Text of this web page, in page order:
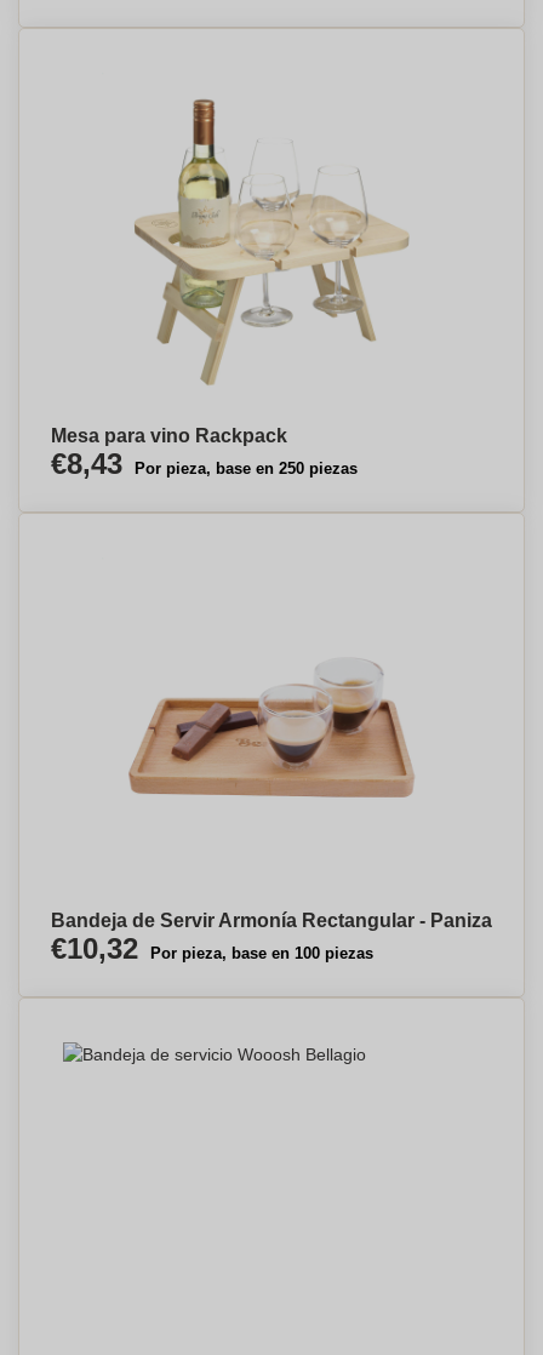
Mesa para vino Rackpack
€8,43 Por pieza, base en 250 piezas
Bandeja de Servir Armonía Rectangular - Paniza
€10,32 Por pieza, base en 100 piezas